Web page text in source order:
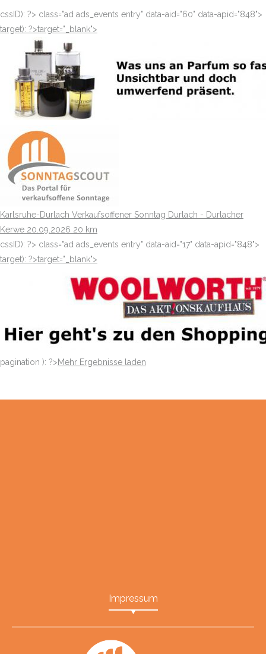
cssID): ?> class="ad ads_events entry" data-aid="60" data-apid="848">
target): ?>target="_blank">
Karlsruhe-Durlach Verkaufsoffener Sonntag Durlach - Durlacher
Kerwe 20.09.2026 20 km
cssID): ?> class="ad ads_events entry" data-aid="17" data-apid="848">
target): ?>target="_blank">
pagination ): ?>Mehr Ergebnisse laden
Impressum